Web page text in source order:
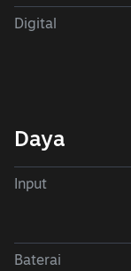
Digital
Daya
Input
Baterai